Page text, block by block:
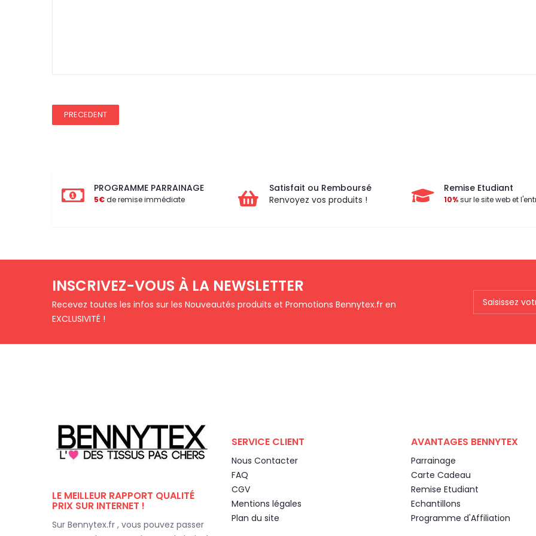
PRECEDENT
PROGRAMME PARRAINAGE
5€de remise immédiate
Satisfait ou Remboursé
Renvoyez vos produits !
Remise Etudiant
10%sur le site web et
INSCRIVEZ-VOUS À LA NEWSLETTER
Recevez toutes les infos sur les Nouveautés produits et Promotions Bennytex.fr en
EXCLUSIVITÉ !
LE MEILLEUR RAPPORT QUALITÉ
PRIX SUR INTERNET !
Sur Bennytex.fr , vous pouvez passer
SERVICE CLIENT
Nous Contacter
FAQ
CGV
Mentions légales
Plan du site
AVANTAGES BENNYTEX
Parrainage
Carte Cadeau
Remise Etudiant
Echantillons
Programme d'Affiliation